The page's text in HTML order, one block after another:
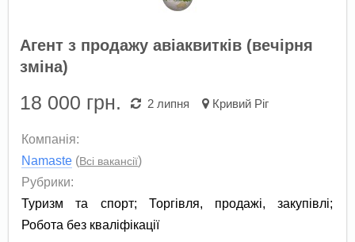
Агент з продажу авіаквитків (вечірня
зміна)
18 000 грн. 2 липня Кривий Ріг
Компанія:
Namaste (Всі вакансії)
Рубрики:
Туризм та спорт; Торгівля, продажі, закупівлі;
Робота без кваліфікації